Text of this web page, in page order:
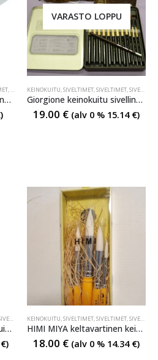
, SIVELTIMET
Amerikantekniikan sivellin no6 luonnonsulassa
)
VARASTO LOPPU
KEINOKUITU,SIVELTIMET,SIVELTIMET,SIVELTIMET
Giorgione keinokuitu sivellinsarja
19.00 € (alv 0 % 15.14 €)
HIMI MIYA fineliner keinokuitu kärkisivellinsarja
€)
KEINOKUITU,SIVELTIMET,SIVELTIMET,SIVELTIMET
HIMI MIYA keltavartinen keinokuitu kärkisivellinsarja
18.00 € (alv 0 % 14.34 €)